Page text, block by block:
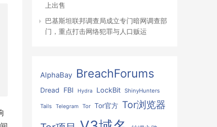
上出售
巴基斯坦联邦调查局成立专门暗网调查部
门，重点打击网络犯罪与人口贩运
AlphaBay BreachForums
Dread FBI Hydra LockBit ShinyHunters
Tails Telegram Tor Tor官方 Tor浏览器